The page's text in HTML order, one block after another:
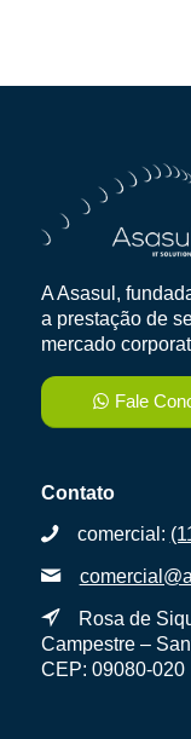
A Asasul,
a prestação de
mercado
Fale
Contato
comercial:
Rosa de
Campestre –
CEP: 09080-020